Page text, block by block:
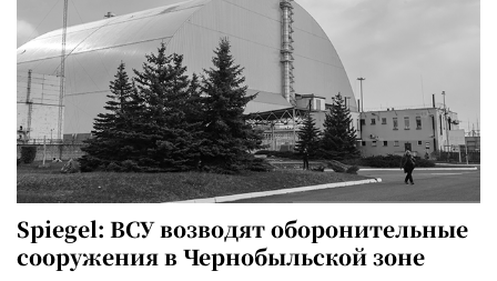
Spiegel: ВСУ возводят оборонительные
сооружения в Чернобыльской зоне